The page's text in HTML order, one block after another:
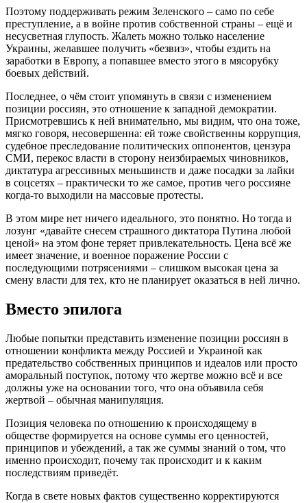
Поэтому поддерживать режим Зеленского – само по себе
преступление, а в войне против собственной страны – ещё и
несусветная глупость. Жалеть можно только население
Украины, желавшее получить «безвиз», чтобы ездить на
заработки в Европу, а попавшее вместо этого в мясорубку
боевых действий.
Последнее, о чём стоит упомянуть в связи с изменением
позиции россиян, это отношение к западной демократии.
Присмотревшись к ней внимательно, мы видим, что она тоже,
мягко говоря, несовершенна: ей тоже свойственны коррупция,
судебное преследование политических оппонентов, цензура
СМИ, перекос власти в сторону неизбираемых чиновников,
диктатура агрессивных меньшинств и даже посадки за лайки
в соцсетях – практически то же самое, против чего россияне
когда-то выходили на массовые протесты.
В этом мире нет ничего идеального, это понятно. Но тогда и
лозунг «давайте снесем страшного диктатора Путина любой
ценой» на этом фоне теряет привлекательность. Цена всё же
имеет значение, и военное поражение России с
последующими потрясениями – слишком высокая цена за
смену власти для тех, кто не планирует оказаться в ней лично.
Вместо эпилога
Любые попытки представить изменение позиции россиян в
отношении конфликта между Россией и Украиной как
предательство собственных принципов и идеалов или просто
аморальный поступок, потому что жертве можно всё и все
должны уже на основании того, что она объявила себя
жертвой – обычная манипуляция.
Позиция человека по отношению к происходящему в
обществе формируется на основе суммы его ценностей,
принципов и убеждений, а так же суммы знаний о том, что
именно происходит, почему так происходит и к каким
последствиям приведёт.
Когда в свете новых фактов существенно корректируются